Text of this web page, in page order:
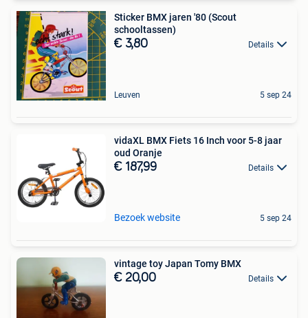
Sticker BMX jaren '80 (Scout
schooltassen)
€ 3,80 Details
Leuven 5 sep 24
vidaXL BMX Fiets 16 Inch voor 5-8 jaar
oud Oranje
€ 187,99 Details
Bezoek website 5 sep 24
vintage toy Japan Tomy BMX
€ 20,00 Details